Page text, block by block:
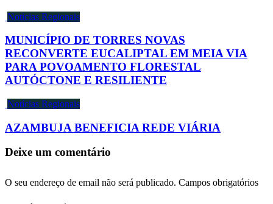
Notícias Regionais
MUNICÍPIO DE TORRES NOVAS
RECONVERTE EUCALIPTAL EM MEIA VIA
PARA POVOAMENTO FLORESTAL
AUTÓCTONE E RESILIENTE
Notícias Regionais
AZAMBUJA BENEFICIA REDE VIÁRIA
Deixe um comentário
O seu endereço de email não será publicado. Campos obrigatórios